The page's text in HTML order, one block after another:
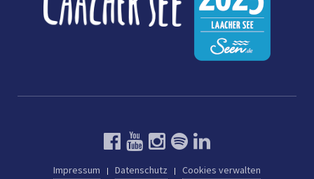
Impressum Datenschutz Cookies verwalten